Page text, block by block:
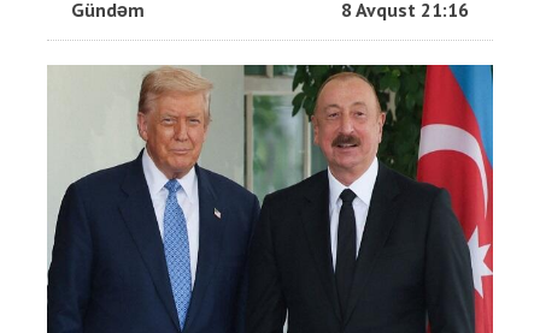
Gündəm 8 Avqust 21:16